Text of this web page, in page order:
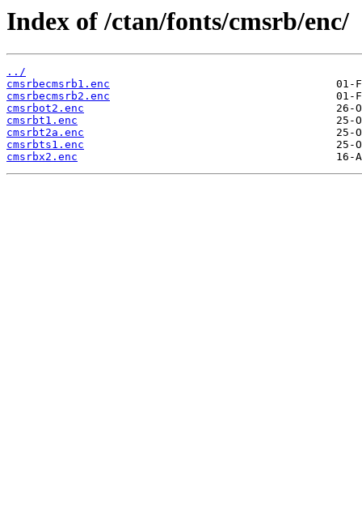
Index of /ctan/fonts/cmsrb/enc/
../
cmsrbecmsrb1.enc
cmsrbecmsrb2.enc
cmsrbot2.enc
cmsrbt1.enc
cmsrbt2a.enc
cmsrbts1.enc
cmsrbx2.enc